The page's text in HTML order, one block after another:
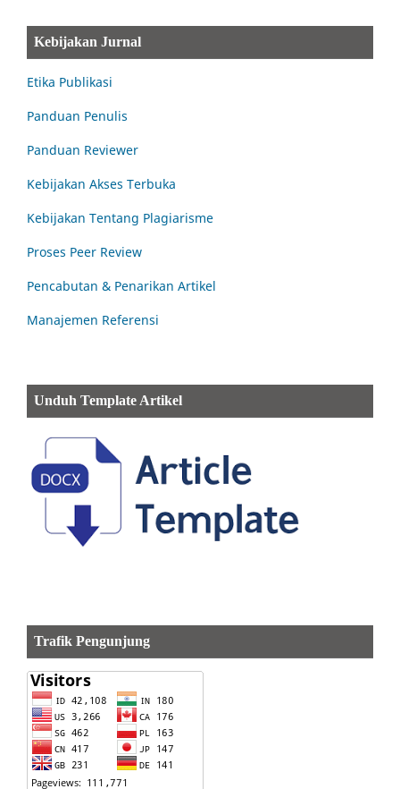
Kebijakan Jurnal
Etika Publikasi
Panduan Penulis
Panduan Reviewer
Kebijakan Akses Terbuka
Kebijakan Tentang Plagiarisme
Proses Peer Review
Pencabutan & Penarikan Artikel
Manajemen Referensi
Unduh Template Artikel
Trafik Pengunjung